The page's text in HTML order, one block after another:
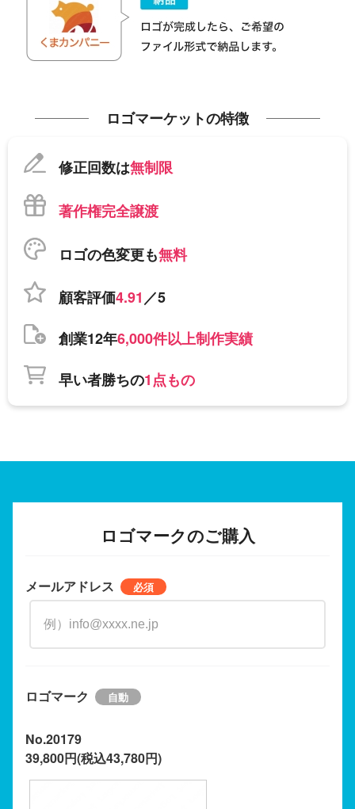
ロゴマーケットの特徴
修正回数は無制限
著作権完全譲渡
ロゴの色変更も無料
顧客評価4.91／5
創業12年6,000件以上制作実績
早い者勝ちの1点もの
ロゴマークのご購入
メールアドレス
ロゴマーク
No.20179
39,800円(税込43,780円)